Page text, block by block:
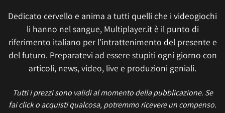
Dedicato cervello e anima a tutti quelli che i videogiochi
li hanno nel sangue, Multiplayer.it è il punto di
riferimento italiano per l'intrattenimento del presente e
del futuro. Preparatevi ad essere stupiti ogni giorno con
articoli, news, video, live e produzioni geniali.
Tutti i prezzi sono validi al momento della pubblicazione. Se
fai click o acquisti qualcosa, potremmo ricevere un compenso.